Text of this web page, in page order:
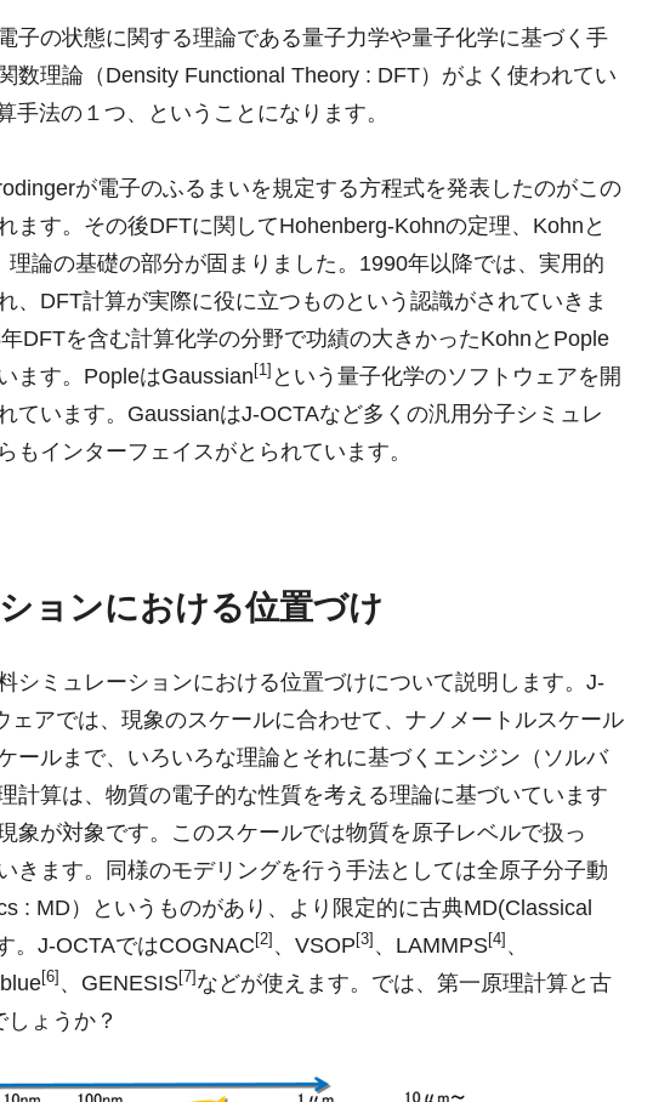
子の状態に関する理論である量子力学や量子化学に基づく手
数理論（Density Functional Theory : DFT）がよく使われてい
手法の１つ、ということになります。
が電子のふるまいを規定する方程式を発表したのがこの
ます。その後DFTに関してHohenberg-Kohnの定理、Kohnと
理論の基礎の部分が固まりました。1990年以降では、実用的
、DFT計算が実際に役に立つものという認識がされていきま
DFTを含む計算化学の分野で功績の大きかったKohnとPople
ます。PopleはGaussian[1] という量子化学のソフトウェアを開
ています。GaussianはJ-OCTAなど多くの汎用分子シミュレ
もインターフェイスがとられています。
ョンにおける位置づけ
シミュレーションにおける位置づけについて説明します。J-
ェアでは、現象のスケールに合わせて、ナノメートルスケール
ールまで、いろいろな理論とそれに基づくエンジン（ソルバ
計算は、物質の電子的な性質を考える理論に基づいています
象が対象です。このスケールでは物質を原子レベルで扱っ
きます。同様のモデリングを行う手法としては全原子分子動
: MD）というものがあり、より限定的に古典MD(Classical
。J-OCTAではCOGNAC [2] 、VSOP [3] 、LAMMPS[4] 、
[6] 、GENESIS[7] などが使えます。では、第一原理計算と古
ょうか？